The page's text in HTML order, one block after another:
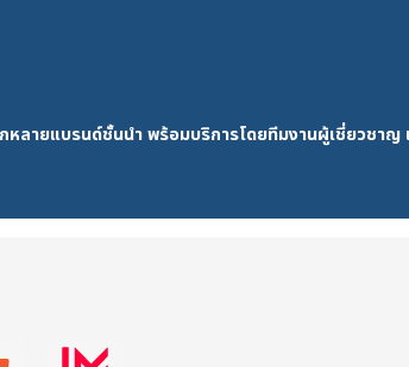
ยแบรนด์ชั้นนำ พร้อมบริการโดยทีมงานผู้เชี่ยวชาญ